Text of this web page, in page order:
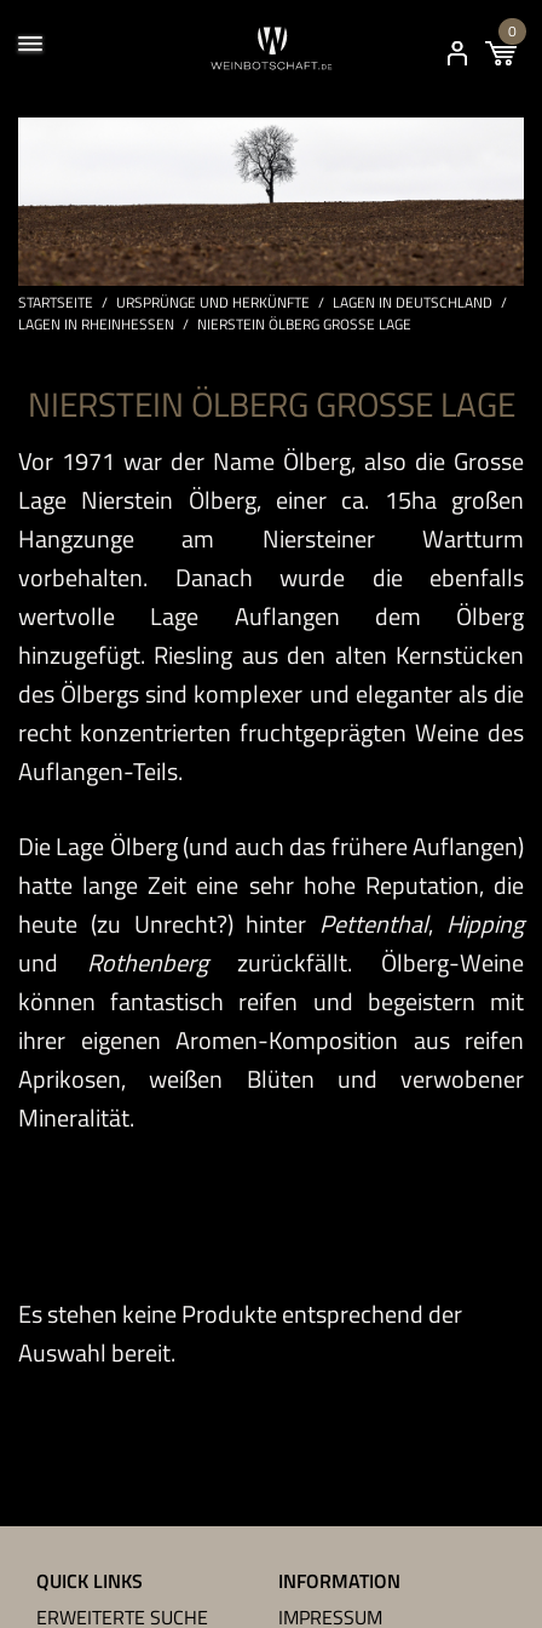
0
STARTSEITE / URSPRÜNGE UND HERKÜNFTE / LAGEN IN DEUTSCHLAND /
LAGEN IN RHEINHESSEN / NIERSTEIN ÖLBERG GROSSE LAGE
NIERSTEIN ÖLBERG GROSSE LAGE
Vor 1971 war der Name Ölberg, also die Grosse
Lage Nierstein Ölberg, einer ca. 15ha großen
Hangzunge am Niersteiner Wartturm
vorbehalten. Danach wurde die ebenfalls
wertvolle Lage Auflangen dem Ölberg
hinzugefügt. Riesling aus den alten Kernstücken
des Ölbergs sind komplexer und eleganter als die
recht konzentrierten fruchtgeprägten Weine des
Auflangen-Teils.
Die Lage Ölberg (und auch das frühere Auflangen)
hatte lange Zeit eine sehr hohe Reputation, die
heute (zu Unrecht?) hinter Pettenthal, Hipping
und Rothenbergzurückfällt. Ölberg-Weine
können fantastisch reifen und begeistern mit
ihrer eigenen Aromen-Komposition aus reifen
Aprikosen, weißen Blüten und verwobener
Mineralität.
Es stehen keine Produkte entsprechend der
Auswahl bereit.
QUICK LINKS
ERWEITERTE SUCHE
INFORMATION
IMPRESSUM